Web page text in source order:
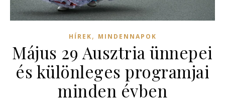
HÍREK, MINDENNAPOK
Május 29 Ausztria ünnepei
és különleges programjai
minden évben